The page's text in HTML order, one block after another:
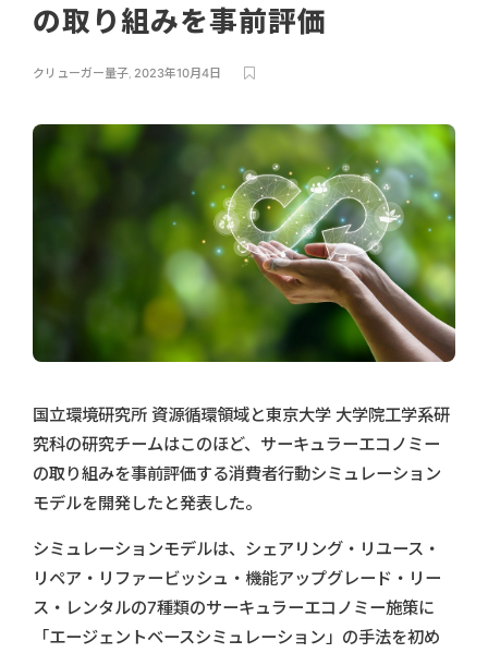
の取り組みを事前評価
クリューガー量子, 2023年10月4日
国立環境研究所 資源循環領域と東京大学 大学院工学系研
究科の研究チームはこのほど、サーキュラーエコノミー
の取り組みを事前評価する消費者行動シミュレーション
モデルを開発したと発表した。
シミュレーションモデルは、シェアリング・リユース・
リペア・リファービッシュ・機能アップグレード・リー
ス・レンタルの7種類のサーキュラーエコノミー施策に
「エージェントベースシミュレーション」の手法を初め